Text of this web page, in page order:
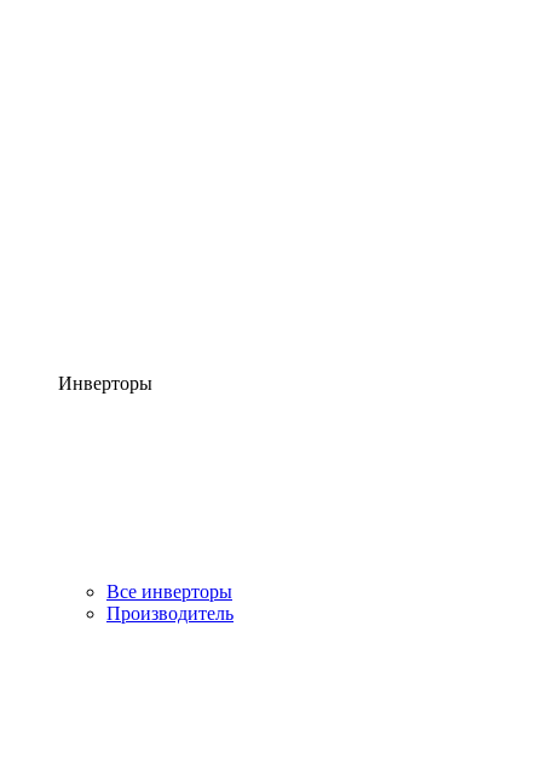
Инверторы
Все инверторы
Производитель